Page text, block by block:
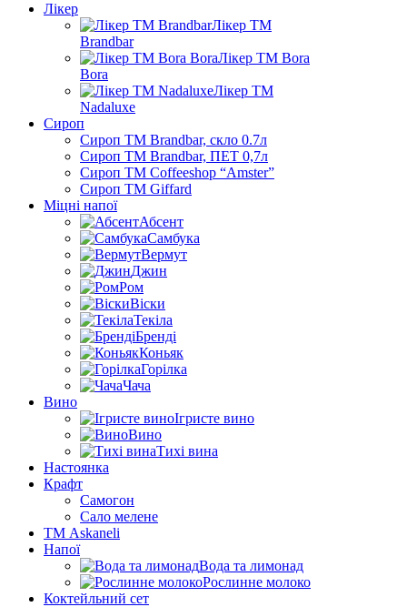
Лікер
Лікер ТМ
Brandbar
Лікер ТМ Bora
Bora
Лікер ТМ
Nadaluxe
Сироп
Сироп TM Brandbar, скло 0.7л
Сироп TM Brandbar, ПЕТ 0,7л
Сироп TM Coffeeshop “Amster”
Сироп TM Giffard
Міцні напої
Абсент
Самбука
Вермут
Джин
Ром
Віски
Текіла
Бренді
Коньяк
Горілка
Чача
Вино
Ігристе вино
Вино
Тихі вина
Настоянка
Крафт
Самогон
Сало мелене
ТМ Askaneli
Напої
Вода та лимонад
Рослинне молоко
Коктейльний сет